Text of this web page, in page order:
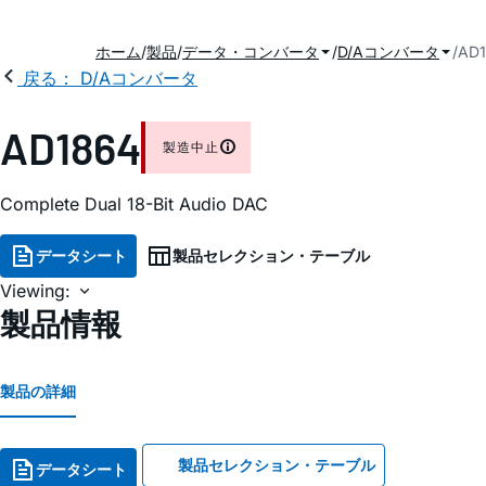
ホーム 製品 データ・コンバータ D/Aコンバータ
戻る： D/Aコンバータ
AD1864 製造中止
Complete Dual 18-Bit Audio DAC
データシート 製品セレクション・テーブル
Viewing:
製品情報
製品の詳細
データシート 製品セレクション・テーブル